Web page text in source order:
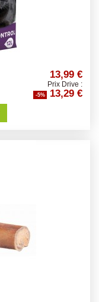
13,99 €
Prix Drive :
-5% 13,29 €